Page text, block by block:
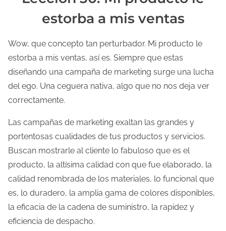
t
u
r
a
d
l
a
e
n
t
r
a
d
estorba a mis ventas
Wow, que concepto tan perturbador. Mi producto le
estorba a mis ventas, así es. Siempre que estas
diseñando una campaña de marketing surge una lucha
del ego. Una ceguera nativa, algo que no nos deja ver
correctamente.
Las campañas de marketing exaltan las grandes y
portentosas cualidades de tus productos y servicios.
Buscan mostrarle al cliente lo fabuloso que es el
producto, la altísima calidad con que fue elaborado, la
calidad renombrada de los materiales, lo funcional que
es, lo duradero, la amplia gama de colores disponibles,
la eficacia de la cadena de suministro, la rapidez y
eficiencia de despacho.